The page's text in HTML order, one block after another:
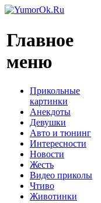
Главное
меню
Прикольные
картинки
Анекдоты
Девушки
Авто и тюнинг
Интересности
Новости
Жесть
Видео приколы
Чтиво
Животинки